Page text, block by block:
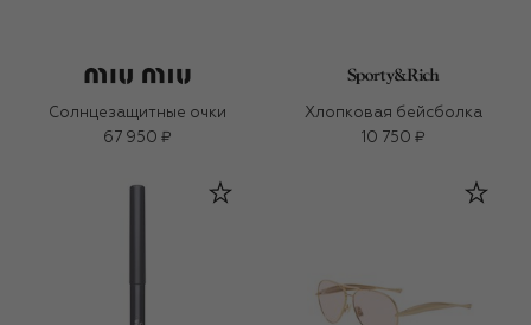
Солнцезащитные очки
67 950 ₽
Хлопковая бейсболка
10 750 ₽